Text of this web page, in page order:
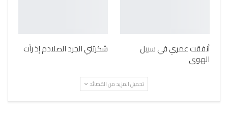
أنفقت عمري في سبيل
الهوى
شكرتني الجرد الصلادم إذ رأت
تحميل المزيد من القصائد